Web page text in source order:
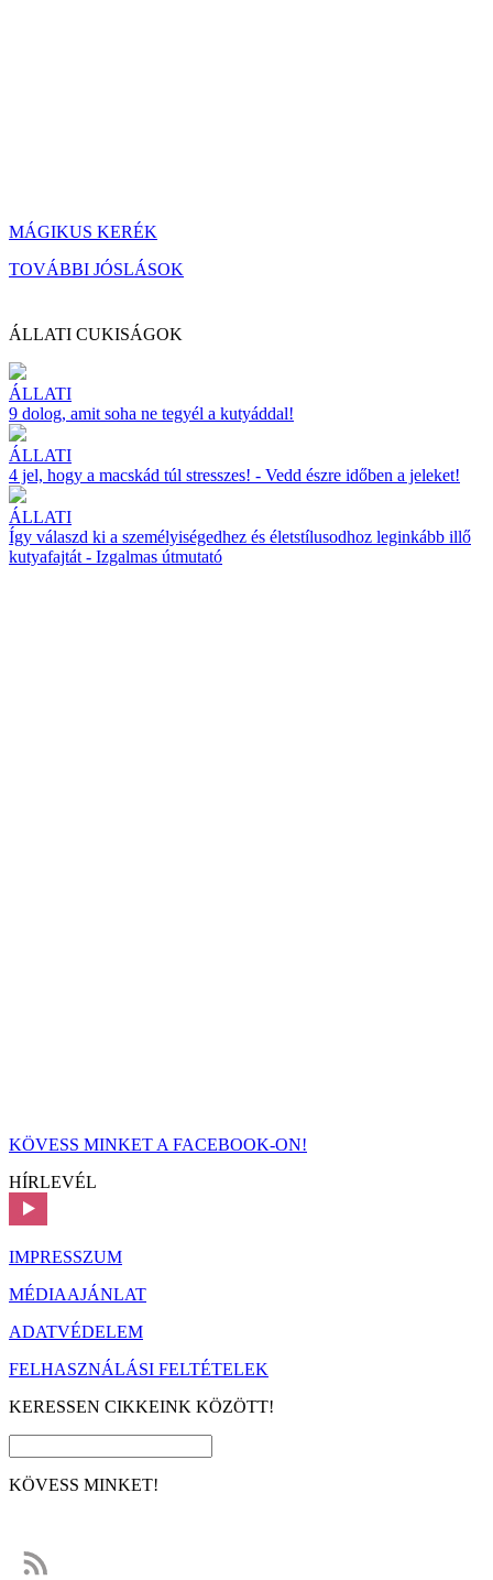
MÁGIKUS KERÉK
TOVÁBBI JÓSLÁSOK
ÁLLATI CUKISÁGOK
ÁLLATI
9 dolog, amit soha ne tegyél a kutyáddal!
ÁLLATI
4 jel, hogy a macskád túl stresszes! - Vedd észre időben a jeleket!
ÁLLATI
Így válaszd ki a személyiségedhez és életstílusodhoz leginkább illő
kutyafajtát - Izgalmas útmutató
KÖVESS MINKET A FACEBOOK-ON!
HÍRLEVÉL
IMPRESSZUM
MÉDIAAJÁNLAT
ADATVÉDELEM
FELHASZNÁLÁSI FELTÉTELEK
KERESSEN CIKKEINK KÖZÖTT!
KÖVESS MINKET!